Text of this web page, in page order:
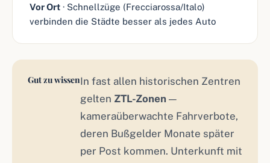
Vor Ort · Schnellzüge (Frecciarossa/Italo)
verbinden die Städte besser als jedes Auto
Gut zu wissenIn fast allen historischen Zentren
gelten ZTL-Zonen —
kameraüberwachte Fahrverbote,
deren Bußgelder Monate später
per Post kommen. Unterkunft mit